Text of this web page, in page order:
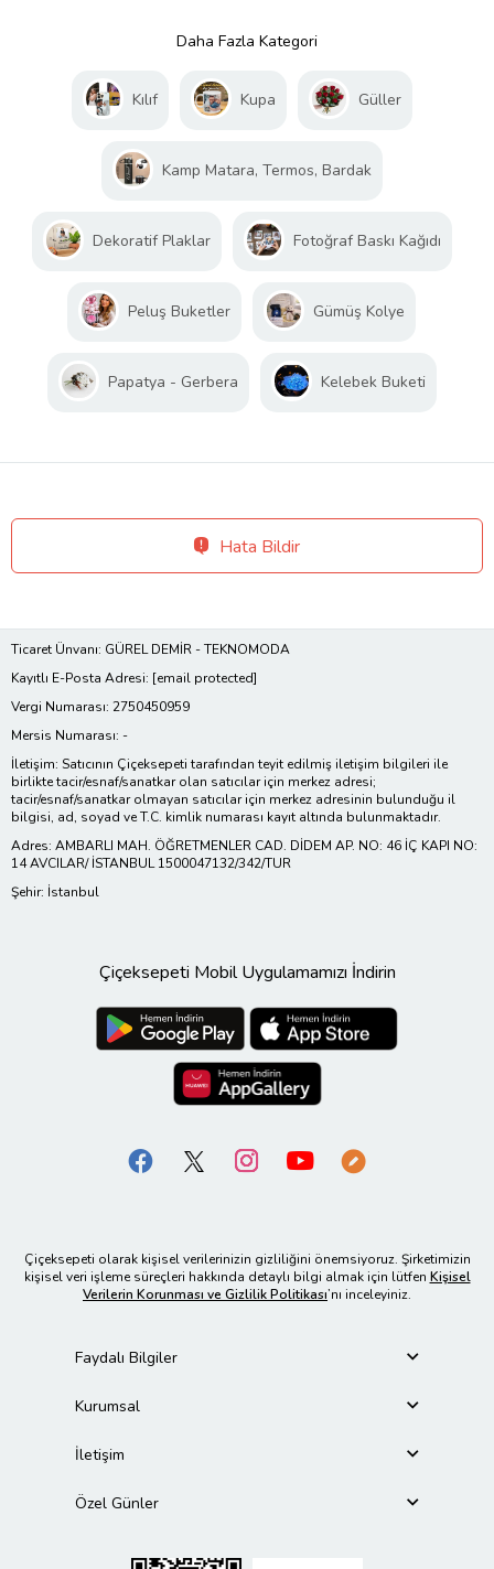
Daha Fazla Kategori
Kılıf Kupa Güller
Kamp Matara, Termos, Bardak
Dekoratif Plaklar Fotoğraf Baskı Kağıdı
Peluş Buketler Gümüş Kolye
Papatya - Gerbera Kelebek Buketi
Hata Bildir
Ticaret Ünvanı: GÜREL DEMİR - TEKNOMODA
Kayıtlı E-Posta Adresi: [email protected]
Vergi Numarası: 2750450959
Mersis Numarası: -
İletişim: Satıcının Çiçeksepeti tarafından teyit edilmiş iletişim bilgileri ile
birlikte tacir/esnaf/sanatkar olan satıcılar için merkez adresi;
tacir/esnaf/sanatkar olmayan satıcılar için merkez adresinin bulunduğu il
bilgisi, ad, soyad ve T.C. kimlik numarası kayıt altında bulunmaktadır.
Adres: AMBARLI MAH. ÖĞRETMENLER CAD. DİDEM AP. NO: 46 İÇ KAPI NO:
14 AVCILAR/ İSTANBUL 1500047132/342/TUR
Şehir: İstanbul
Çiçeksepeti Mobil Uygulamamızı İndirin
Çiçeksepeti olarak kişisel verilerinizin gizliliğini önemsiyoruz. Şirketimizin
kişisel veri işleme süreçleri hakkında detaylı bilgi almak için lütfen Kişisel
Verilerin Korunması ve Gizlilik Politikası’nı inceleyiniz.
Faydalı Bilgiler
Kurumsal
İletişim
Özel Günler